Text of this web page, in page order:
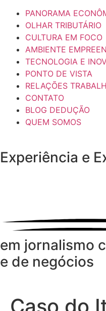
PANORAMA
OLHAR TRIBUTÁRIO
CULTURA EM FOCO
AMBIENTE
TECNOLOGIA E
PONTO DE VISTA
RELAÇÕES
CONTATO
BLOG DEDUÇÃO
QUEM SOMOS
Experiência e
em jornalismo
e de negócios